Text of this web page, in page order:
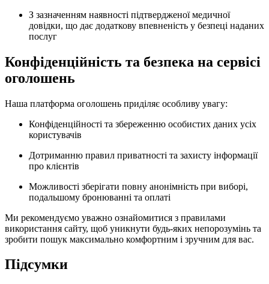
З зазначенням наявності підтвердженої медичної
довідки, що дає додаткову впевненість у безпеці наданих
послуг
Конфіденційність та безпека на сервісі
оголошень
Наша платформа оголошень приділяє особливу увагу:
Конфіденційності та збереженню особистих даних усіх
користувачів
Дотриманню правил приватності та захисту інформації
про клієнтів
Можливості зберігати повну анонімність при виборі,
подальшому бронюванні та оплаті
Ми рекомендуємо уважно ознайомитися з правилами
використання сайту, щоб уникнути будь-яких непорозумінь та
зробити пошук максимально комфортним і зручним для вас.
Підсумки